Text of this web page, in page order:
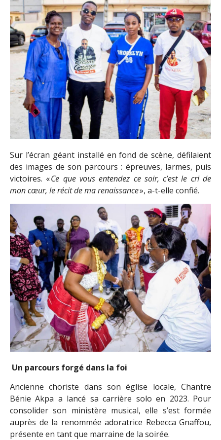
Sur l’écran géant installé en fond de scène, défilaient
des images de son parcours : épreuves, larmes, puis
victoires. «Ce que vous entendez ce soir, c’est le cri de
mon cœur, le récit de ma renaissance», a-t-elle confié.
Un parcours forgé dans la foi
Ancienne choriste dans son église locale, Chantre
Bénie Akpa a lancé sa carrière solo en 2023. Pour
consolider son ministère musical, elle s’est formée
auprès de la renommée adoratrice Rebecca Gnaffou,
présente en tant que marraine de la soirée.